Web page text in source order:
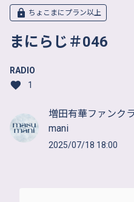
ちょこまにプラン以上
まにらじ＃046
RADIO
1
増田有華ファンク
mani
2025/07/18 18:00